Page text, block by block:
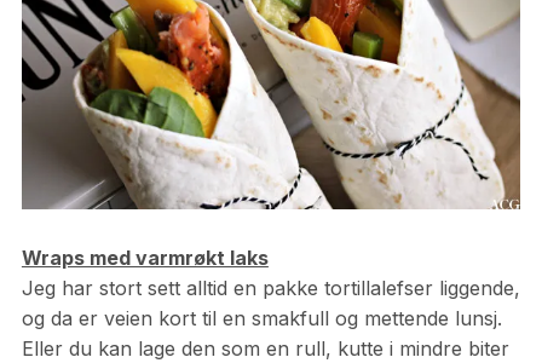
Wraps med varmrøkt laks
Jeg har stort sett alltid en pakke tortillalefser liggende,
og da er veien kort til en smakfull og mettende lunsj.
Eller du kan lage den som en rull, kutte i mindre biter